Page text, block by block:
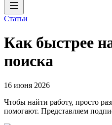
Статьи
Как быстрее
поиска
16 июня 2026
Чтобы найти работу, просто
помогают. Представляем